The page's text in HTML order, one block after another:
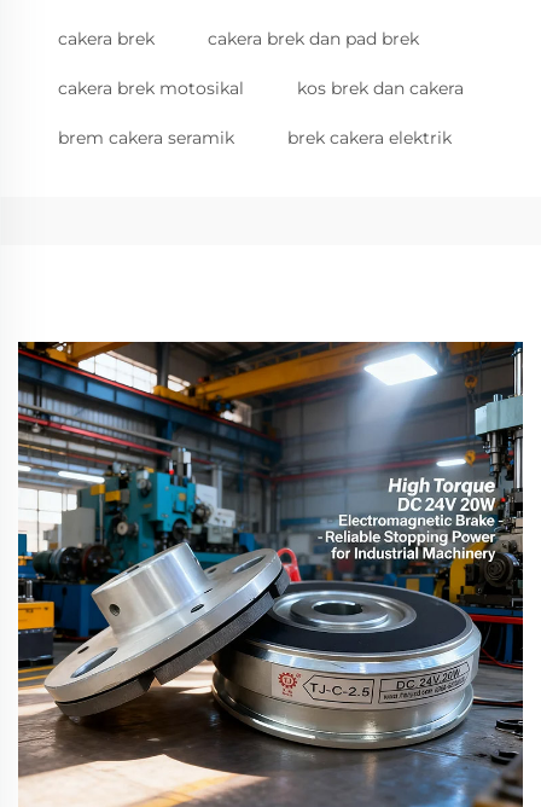
cakera brek cakera brek dan pad brek
cakera brek motosikal kos brek dan cakera
brem cakera seramik brek cakera elektrik